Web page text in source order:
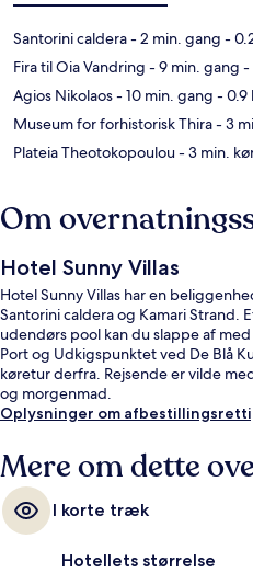
Santorini caldera- 2 min. gang -
Fira til Oia Vandring - 9 min. gang -
Agios Nikolaos- 10 min. gang - 0.9
Museum for forhistorisk Thira- 3
Plateia Theotokopoulou- 3 min.
Om
Hotel Sunny Villas
Hotel Sunny Villas har en
Santorini caldera og Kamari Strand.
udendørs pool kan du slappe af
Port og Udkigspunktet ved De Blå
køretur derfra. Rejsende er vilde
og morgenmad.
Oplysninger om
Mere om dette
I korte træk
Hotellets størrelse